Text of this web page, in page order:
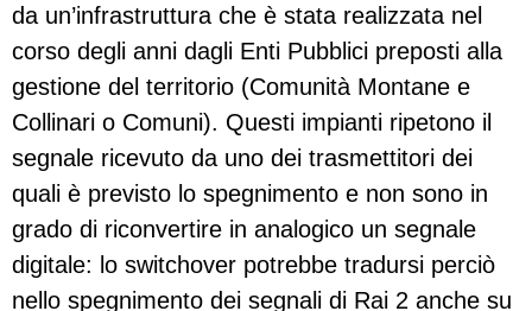
da un’infrastruttura che è stata realizzata nel
corso degli anni dagli Enti Pubblici preposti alla
gestione del territorio (Comunità Montane e
Collinari o Comuni). Questi impianti ripetono il
segnale ricevuto da uno dei trasmettitori dei
quali è previsto lo spegnimento e non sono in
grado di riconvertire in analogico un segnale
digitale: lo switchover potrebbe tradursi perciò
nello spegnimento dei segnali di Rai 2 anche su